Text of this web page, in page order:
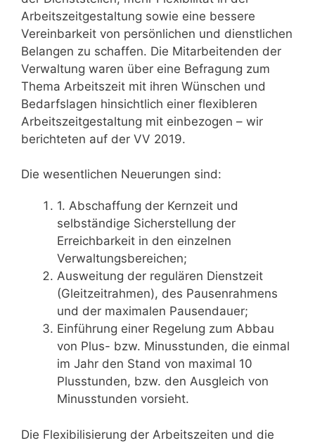
Arbeitszeitgestaltung sowie eine bessere
Vereinbarkeit von persönlichen und dienstlichen
Belangen zu schaffen. Die Mitarbeitenden der
Verwaltung waren über eine Befragung zum
Thema Arbeitszeit mit ihren Wünschen und
Bedarfslagen hinsichtlich einer flexibleren
Arbeitszeitgestaltung mit einbezogen – wir
berichteten auf der VV 2019.
Die wesentlichen Neuerungen sind:
1. Abschaffung der Kernzeit und
selbständige Sicherstellung der
Erreichbarkeit in den einzelnen
Verwaltungsbereichen;
Ausweitung der regulären Dienstzeit
(Gleitzeitrahmen), des Pausenrahmens
und der maximalen Pausendauer;
Einführung einer Regelung zum Abbau
von Plus- bzw. Minusstunden, die einmal
im Jahr den Stand von maximal 10
Plusstunden, bzw. den Ausgleich von
Minusstunden vorsieht.
Die Flexibilisierung der Arbeitszeiten und die